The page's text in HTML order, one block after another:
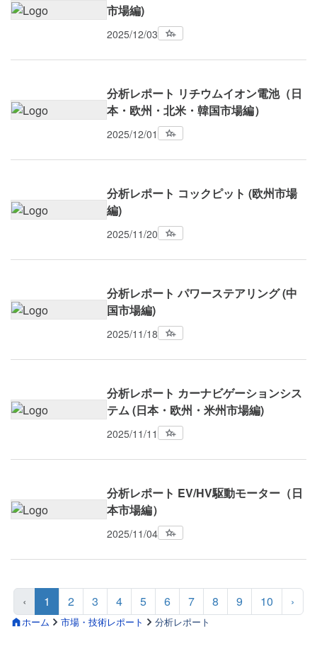
ホーム 市場・技術レポート 分析レポート
市場編)
2025/12/03
分析レポート リチウムイオン電池（日
本・欧州・北米・韓国市場編）
2025/12/01
分析レポート コックピット (欧州市場
編)
2025/11/20
分析レポート パワーステアリング (中
国市場編)
2025/11/18
分析レポート カーナビゲーションシス
テム (日本・欧州・米州市場編)
2025/11/11
分析レポート EV/HV駆動モーター（日
本市場編）
2025/11/04
‹ 1 2 3 4 5 6 7 8 9 10 ›